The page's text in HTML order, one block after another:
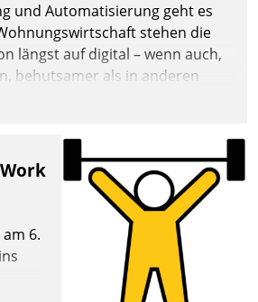
und Automatisierung geht es
stehen die
längst auf digital – wenn auch,
behutsamer als in anderen
6.